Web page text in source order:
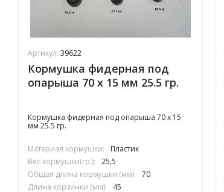
Артикул: 39622
Кормушка фидерная под
опарыша 70 х 15 мм 25.5 гр.
Кормушка фидерная под опарыша 70 х 15
мм 25.5 гр.
Материал кормушки:
Пластик
Вес кормушки(гр.):
25,5
Общая длина кормушки (мм):
70
Длина корзинки (мм):
45